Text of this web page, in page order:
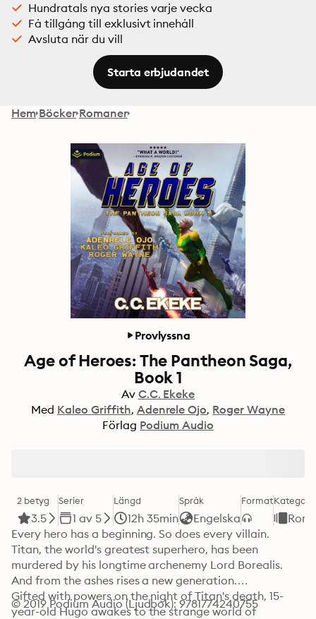
Hundratals nya stories varje vecka
Få tillgång till exklusivt innehåll
Avsluta när du vill
Starta erbjudandet
Hem Böcker Romaner
Provlyssna
Age of Heroes: The Pantheon Saga,
Book 1
Av C.C. Ekeke
Med Kaleo Griffith Adenrele Ojo Roger Wayne
Förlag Podium Audio
2 betyg
3.5
Serier
1 av 5
Längd
12h 35min
Språk
Engelska
FormatKategori
Every hero has a beginning. So does every villain.
Titan, the world's greatest superhero, has been
murdered by his longtime archenemy Lord Borealis.
And from the ashes rises a new generation.
Gifted with powers on the night of Titan's death, 15-
year-old Hugo awakes to the strange world of
© 2019 Podium Audio (Ljudbok): 9781774240755